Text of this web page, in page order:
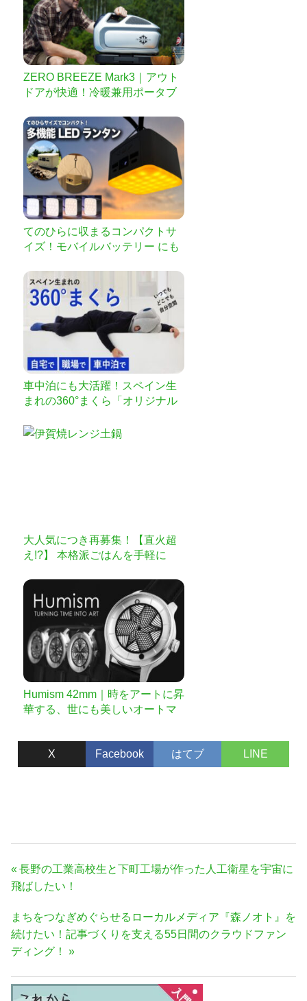
ZERO BREEZE Mark3｜アウト
ドアが快適！冷暖兼用ポータブ
てのひらに収まるコンパクトサ
イズ！モバイルバッテリー にも
車中泊にも大活躍！スペイン生
まれの360°まくら「オリジナル
大人気につき再募集！【直火超
え!?】 本格派ごはんを手軽に
Humism 42mm｜時をアートに昇
華する、世にも美しいオートマ
X Facebook はてブ LINE
投
稿
ビ
ゲ
ー
シ
ョ
前
の
事:
長野の工業高校生と下町工場が作った人工衛星を宇宙に
飛ばしたい！
次
の
記
まちをつなぎめぐらせるローカルメディア『森ノオト』を
続けたい！記事づくりを支える55日間のクラウドファン
ディング！